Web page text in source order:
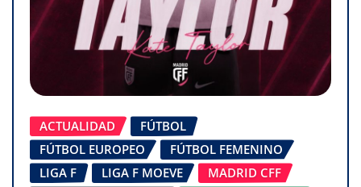
ACTUALIDAD
FÚTBOL
FÚTBOL EUROPEO
FÚTBOL FEMENINO
LIGA F
LIGA F MOEVE
MADRID CFF